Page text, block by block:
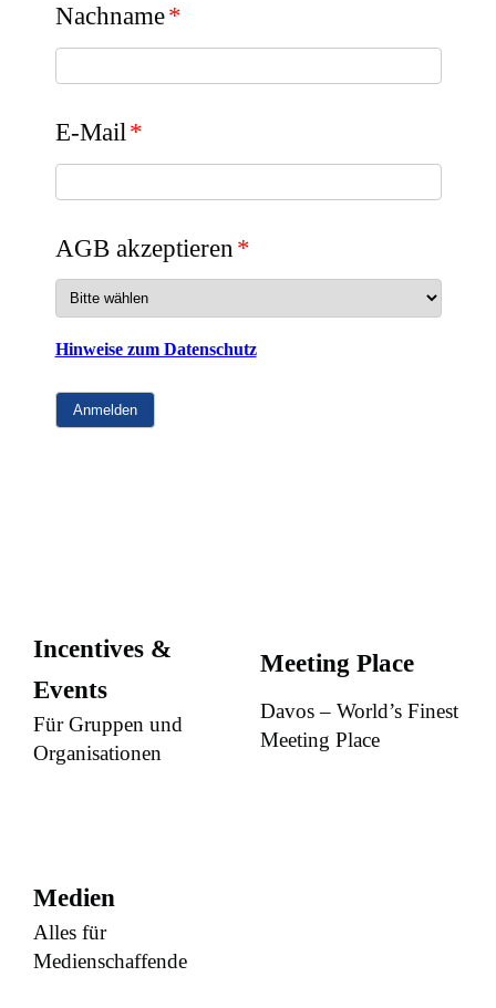
Nachname*
E-Mail *
AGB akzeptieren *
Hinweise zum Datenschutz
Anmelden
Incentives &
Events
Für Gruppen und
Organisationen
Meeting Place
Davos – World’s Finest
Meeting Place
Medien
Alles für
Medienschaffende